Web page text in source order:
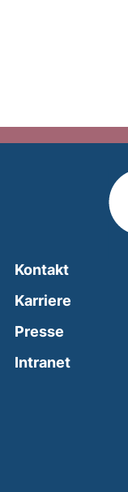
Kontakt
Karriere
Presse
Intranet